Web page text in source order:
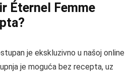
Éternel Femme
je ekskluzivno u našoj online
je moguća bez recepta, uz